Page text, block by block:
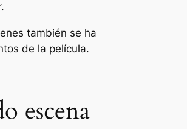
también se ha
de la película.
escena